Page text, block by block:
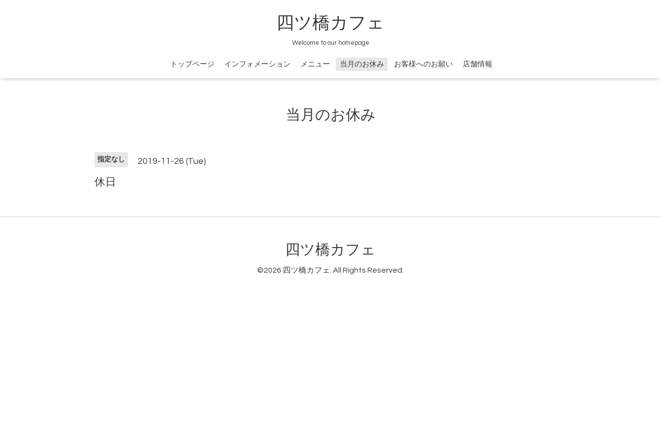
四ツ橋カフェ
Welcome to our homepage
トップページ インフォメーション メニュー 当月のお休み お客様へのお願い 店舗情報
当月のお休み
指定なし 2019-11-26 (Tue)
休日
四ツ橋カフェ
©2026 四ツ橋カフェ. All Rights Reserved.